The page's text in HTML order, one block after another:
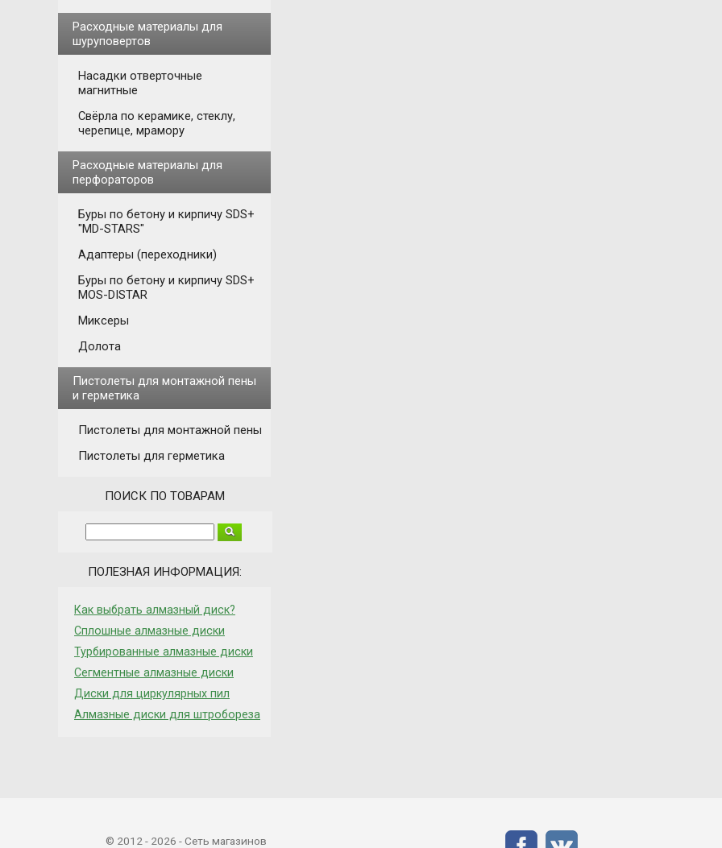
Расходные материалы для
шуруповертов
Насадки отверточные
магнитные
Свёрла по керамике, стеклу,
черепице, мрамору
Расходные материалы для
перфораторов
Буры по бетону и кирпичу SDS+
"MD-STARS"
Адаптеры (переходники)
Буры по бетону и кирпичу SDS+
MOS-DISTAR
Миксеры
Долота
Пистолеты для монтажной пены
и герметика
Пистолеты для монтажной пены
Пистолеты для герметика
ПОИСК ПО ТОВАРАМ
ПОЛЕЗНАЯ ИНФОРМАЦИЯ:
Как выбрать алмазный диск?
Сплошные алмазные диски
Турбированные алмазные диски
Сегментные алмазные диски
Диски для циркулярных пил
Алмазные диски для штробореза
© 2012 - 2026 - Сеть магазинов